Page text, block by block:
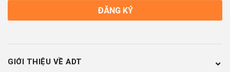
ĐĂNG KÝ
GIỚI THIỆU VỀ ADT